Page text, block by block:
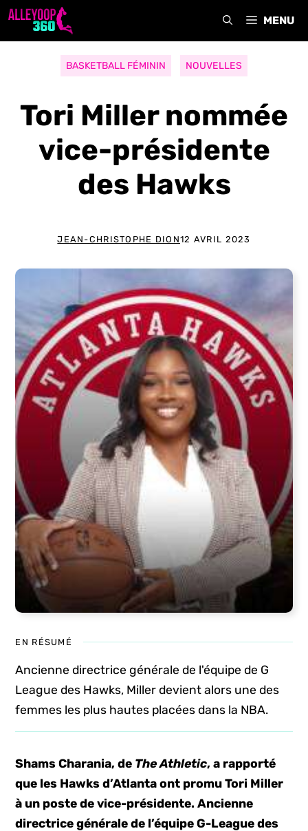
Aller
MENU
BASKETBALL FÉMININ NOUVELLES
Tori Miller nommée
vice-présidente
des Hawks
JEAN-CHRISTOPHE DION12 AVRIL 2023
EN RÉSUMÉ
Ancienne directrice générale de l'équipe de G
League des Hawks, Miller devient alors une des
femmes les plus hautes placées dans la NBA.
Shams Charania, de The Athletic, a rapporté
que les Hawks d’Atlanta ont promu Tori Miller
à un poste de vice-présidente. Ancienne
directrice générale de l’équipe G-League des